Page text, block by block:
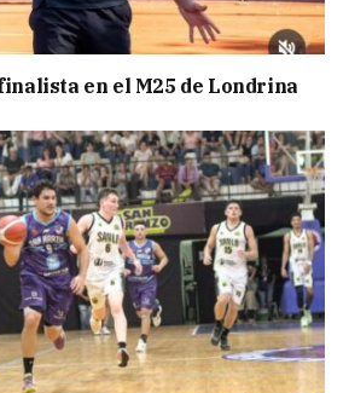
en el M25 de Londrina